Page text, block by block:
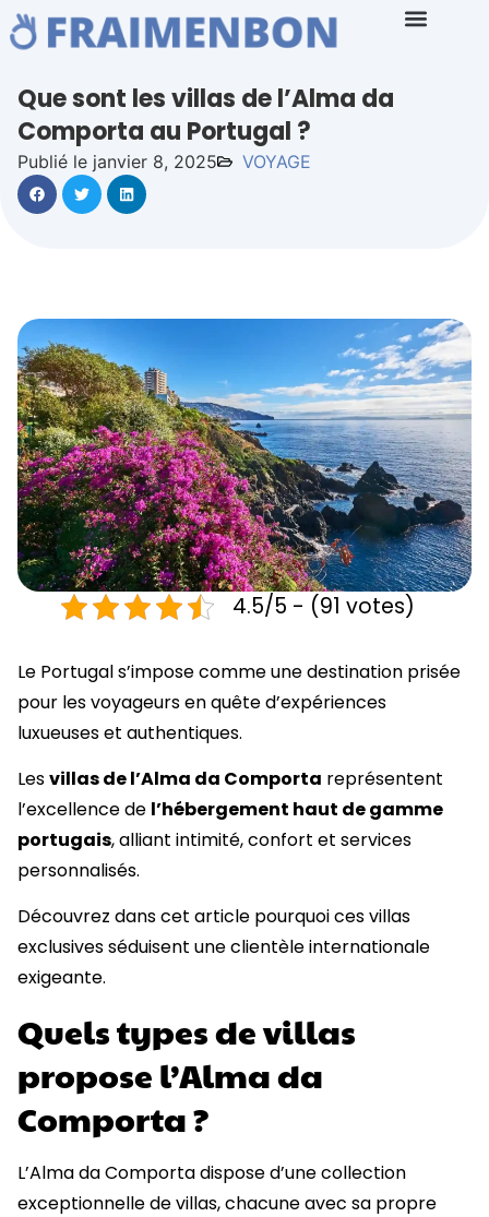
Que sont les villas de l’Alma da
Comporta au Portugal ?
Publié le janvier 8, 2025 VOYAGE
4.5/5 - (91 votes)
Le Portugal s’impose comme une destination prisée
pour les voyageurs en quête d’expériences
luxueuses et authentiques.
Lesvillas de l’Alma da Comporta représentent
l’excellence de l’hébergement haut de gamme
portugais, alliant intimité, confort et services
personnalisés.
Découvrez dans cet article pourquoi ces villas
exclusives séduisent une clientèle internationale
exigeante.
Quels types de villas
propose l’Alma da
Comporta ?
L’Alma da Comporta dispose d’une collection
exceptionnelle de villas, chacune avec sa propre